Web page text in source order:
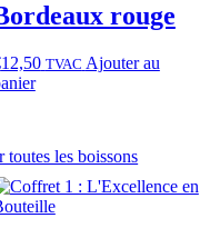
rouge
12,50 TVAC Ajouter au
toutes les boissons